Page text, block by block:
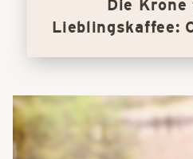
Die Krone
Lieblingskaffee: